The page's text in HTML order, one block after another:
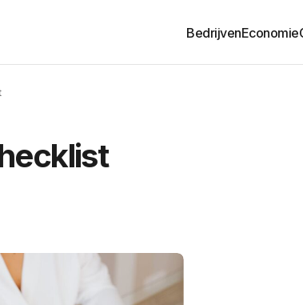
BedrijvenEconomie